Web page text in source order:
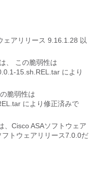
ェアリリース 9.16.1.28 以
、 この脆弱性は
15.sh.REL.tar により
脆弱性は
により修正済みで
、Cisco ASAソフトウェア
トウェアリリース7.0.0だ